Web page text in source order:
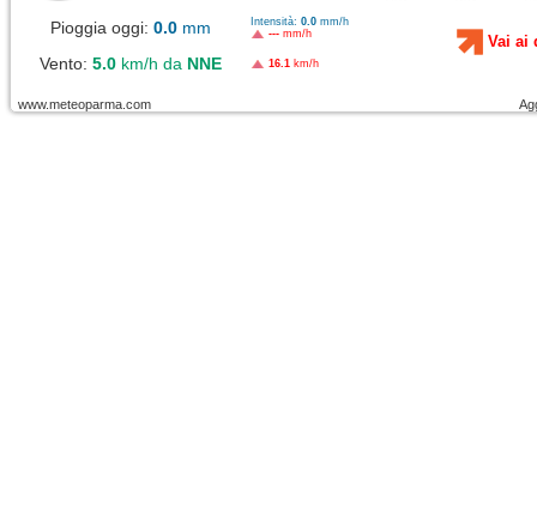
Vai ai
Pioggia oggi: 0.0 mm Intensità: 0.0 mm/h
--- mm/h
Vento: 5.0 km/h da NNE 16.1 km/h
www.meteoparma.com